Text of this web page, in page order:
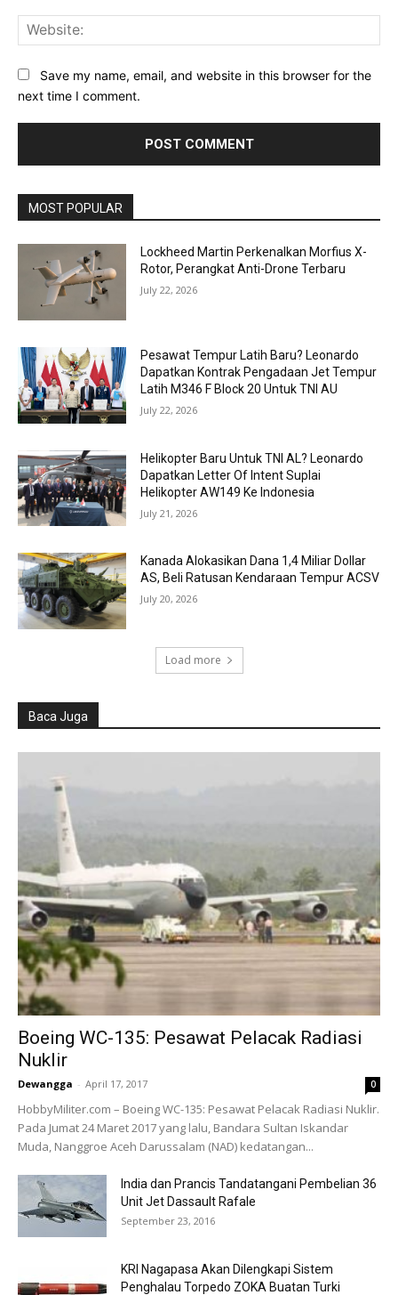
Save my name, email, and website in this browser for the
next time I comment.
MOST POPULAR
Lockheed Martin Perkenalkan Morfius X-
Rotor, Perangkat Anti-Drone Terbaru
July 22, 2026
Pesawat Tempur Latih Baru? Leonardo
Dapatkan Kontrak Pengadaan Jet Tempur
Latih M346 F Block 20 Untuk TNI AU
July 22, 2026
Helikopter Baru Untuk TNI AL? Leonardo
Dapatkan Letter Of Intent Suplai
Helikopter AW149 Ke Indonesia
July 21, 2026
Kanada Alokasikan Dana 1,4 Miliar Dollar
AS, Beli Ratusan Kendaraan Tempur ACSV
July 20, 2026
Load more
Baca Juga
Boeing WC-135: Pesawat Pelacak Radiasi
Nuklir
Dewangga - April 17, 2017 0
HobbyMiliter.com – Boeing WC-135: Pesawat Pelacak Radiasi Nuklir.
Pada Jumat 24 Maret 2017 yang lalu, Bandara Sultan Iskandar
Muda, Nanggroe Aceh Darussalam (NAD) kedatangan...
India dan Prancis Tandatangani Pembelian 36
Unit Jet Dassault Rafale
September 23, 2016
KRI Nagapasa Akan Dilengkapi Sistem
Penghalau Torpedo ZOKA Buatan Turki